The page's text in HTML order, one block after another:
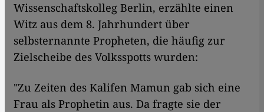
Wissenschaftskolleg Berlin, erzählte einen
Witz aus dem 8. Jahrhundert über
selbsternannte Propheten, die häufig zur
Zielscheibe des Volksspotts wurden:
"Zu Zeiten des Kalifen Mamun gab sich eine
Frau als Prophetin aus. Da fragte sie der